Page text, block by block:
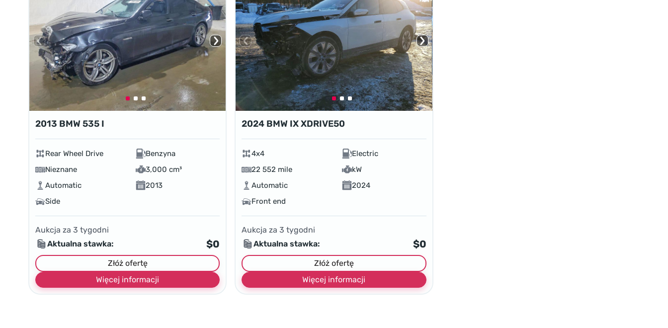
2013 BMW 535 I
Rear Wheel Drive
Benzyna
Nieznane
3,000 cm³
Automatic
2013
Side
Aukcja za 3 tygodni
Aktualna stawka:
$0
Złóż ofertę
Więcej informacji
2024 BMW IX XDRIVE50
4x4
Electric
22 552 mile
kW
Automatic
2024
Front end
Aukcja za3 tygodni
Aktualna stawka:
$0
Złóż ofertę
Więcej informacji